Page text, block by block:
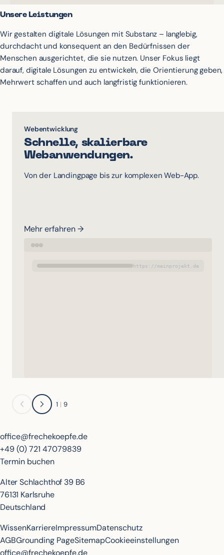
Unsere Leistungen
Wir gestalten digitale Lösungen mit Substanz – langlebig,
durchdacht und konsequent an den Bedürfnissen der
Menschen ausgerichtet, die sie nutzen. Unser Fokus liegt
darauf, digitale Lösungen zu entwickeln, die Orientierung geben,
Mehrwert schaffen und auch langfristig funktionieren.
Webentwicklung
Schnelle, skalierbare
Webanwendungen.
Von der Landingpage bis zur komplexen Web-App.
Mehr erfahren →
https://meinprojekt.de
1 | 9
office@frechekoepfe.de
+49 (0) 721 47079839
Termin buchen
Alter Schlachthof 39 B6
76131 Karlsruhe
Deutschland
WissenKarriereImpressumDatenschutz
AGBGrounding PageSitemapCookieeinstellungen